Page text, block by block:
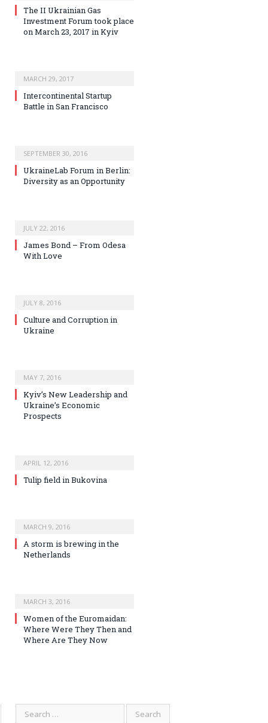
The II Ukrainian Gas
Investment Forum took place
on March 23, 2017 in Kyiv
MARCH 29, 2017
Intercontinental Startup
Battle in San Francisco
SEPTEMBER 30, 2016
UkraineLab Forum in Berlin:
Diversity as an Opportunity
JULY 22, 2016
James Bond – From Odesa
With Love
JULY 8, 2016
Culture and Corruption in
Ukraine
MAY 7, 2016
Kyiv’s New Leadership and
Ukraine’s Economic
Prospects
APRIL 12, 2016
Tulip field in Bukovina
MARCH 9, 2016
A storm is brewing in the
Netherlands
MARCH 3, 2016
Women of the Euromaidan:
Where Were They Then and
Where Are They Now